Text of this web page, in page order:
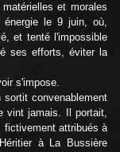
et morales
le 9 juin, où,
et tenté l'impossible
ses efforts, éviter la
s'impose.
convenablement
vint jamais. Il portait,
fictivement attribués à
à La Bussière